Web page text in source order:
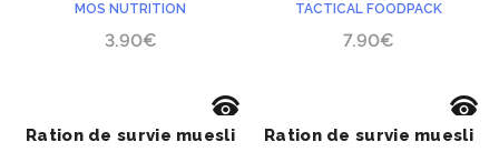
MOS NUTRITION
3.90€
TACTICAL FOODPACK
7.90€
ACHETER
Ration de survie muesli
ACHETER
Ration de survie muesli